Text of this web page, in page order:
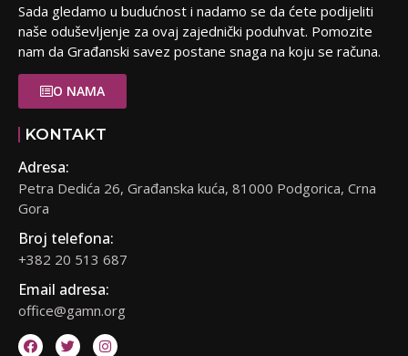
Sada gledamo u budućnost i nadamo se da ćete podijeliti
naše oduševljenje za ovaj zajednički poduhvat. Pomozite
nam da Građanski savez postane snaga na koju se računa.
O NAMA
KONTAKT
Adresa:
Petra Dedića 26, Građanska kuća, 81000 Podgorica, Crna
Gora
Broj telefona:
+382 20 513 687
Email adresa:
office@gamn.org